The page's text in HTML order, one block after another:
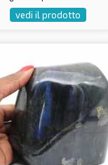
vedi il prodotto